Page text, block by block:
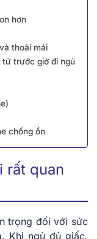
hơn
thoải mái
tử trước giờ đi ngủ
chống ồn
rất quan
trọng đối với sức
Khi ngủ đủ giấc,